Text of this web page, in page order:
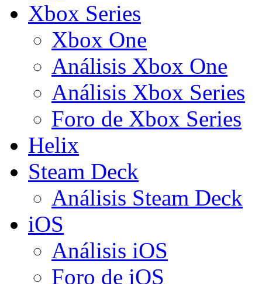
Xbox Series
Xbox One
Análisis Xbox One
Análisis Xbox Series
Foro de Xbox Series
Helix
Steam Deck
Análisis Steam Deck
iOS
Análisis iOS
Foro de iOS